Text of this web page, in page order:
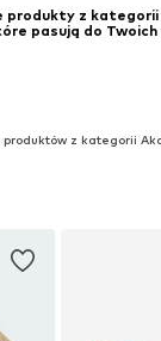
produkty z kategorii
pasują do
z kategorii